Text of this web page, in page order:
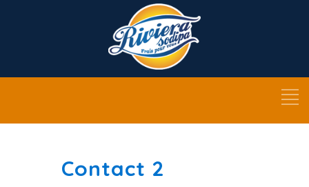
Contact 2